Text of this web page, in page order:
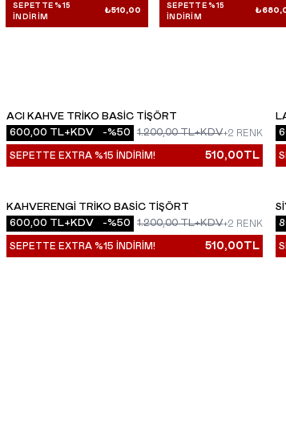
SEPETTE %15
İNDIRIM
₺510,00
SEPETTE %15
İNDIRIM
YENI
ACI KAHVE TRIKO BASIC TIŞÖRT
600,00 TL+KDV -%50 1.200,00TL+KDV+2 RENK
SEPETTE EXTRA %15 İNDİRİM! 510,00TL
YENI
KAHVERENGI TRIKO BASIC TIŞÖRT
600,00 TL+KDV -%50 1.200,00TL+KDV+2 RENK
SEPETTE EXTRA %15 İNDİRİM! 510,00TL